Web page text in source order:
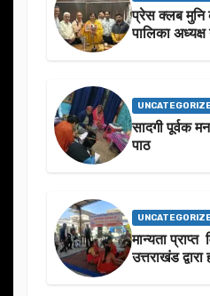
प्रेस क्लब मुनि
पालिका
सादगी पूर्वक
पाठ
मान्यता प्राप्त
उत्तराखंड